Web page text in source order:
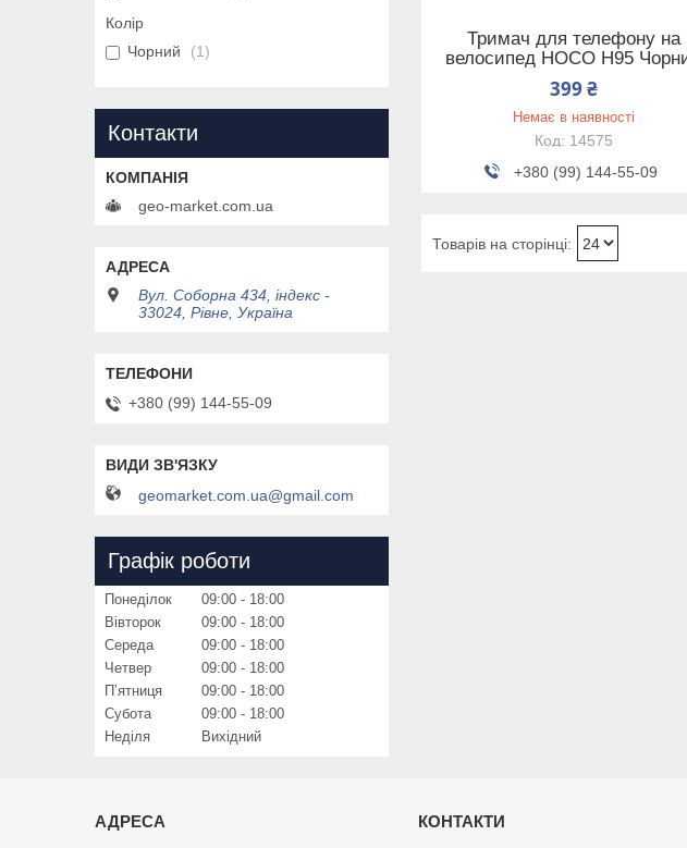
Тримач для телефону на
велосипед HOCO H95
399 ₴
Немає в наявності
14575
+380 (99) 144-55-09
Колір
Чорний
1
Контакти
geo-market.com.ua
Вул. Соборна 434, індекс -
33024, Рівне, Україна
+380 (99) 144-55-09
geomarket.com.ua@gmail.com
Графік роботи
Понеділок 09:00
18:00
Вівторок
09:00
18:00
Середа
09:00
18:00
Четвер
09:00
18:00
Пʼятниця
09:00
18:00
Субота
09:00
18:00
Неділя
Вихідний